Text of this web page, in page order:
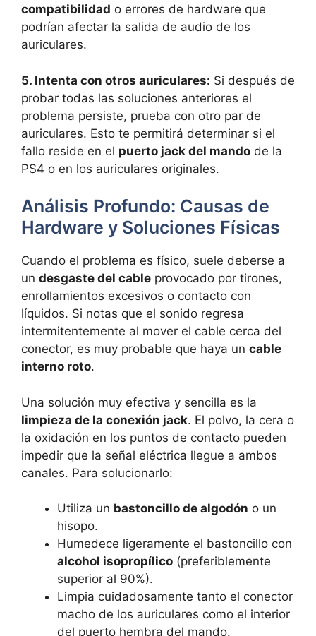
compatibilidad o errores de hardware que
podrían afectar la salida de audio de los
auriculares.
5. Intenta con otros auriculares: Si después de
probar todas las soluciones anteriores el
problema persiste, prueba con otro par de
auriculares. Esto te permitirá determinar si el
fallo reside en el puerto jack del mando de la
PS4 o en los auriculares originales.
Análisis Profundo: Causas de
Hardware y Soluciones Físicas
Cuando el problema es físico, suele deberse a
un desgaste del cable provocado por tirones,
enrollamientos excesivos o contacto con
líquidos. Si notas que el sonido regresa
intermitentemente al mover el cable cerca del
conector, es muy probable que haya un cable
interno roto.
Una solución muy efectiva y sencilla es la
limpieza de la conexión jack. El polvo, la cera o
la oxidación en los puntos de contacto pueden
impedir que la señal eléctrica llegue a ambos
canales. Para solucionarlo:
Utiliza un bastoncillo de algodón o un
hisopo.
Humedece ligeramente el bastoncillo con
alcohol isopropílico (preferiblemente
superior al 90%).
Limpia cuidadosamente tanto el conector
macho de los auriculares como el interior
del puerto hembra del mando.